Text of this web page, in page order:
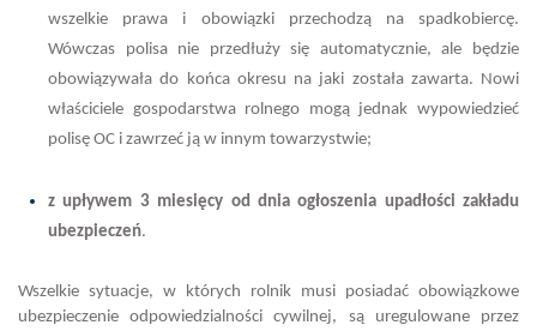
wszelkie prawa i obowiązki przechodzą na spadkobiercę.
Wówczas polisa nie przedłuży się automatycznie, ale będzie
obowiązywała do końca okresu na jaki została zawarta. Nowi
właściciele gospodarstwa rolnego mogą jednak wypowiedzieć
polisę OC i zawrzeć ją w innym towarzystwie;
z upływem 3 miesięcy od dnia ogłoszenia upadłości zakładu
ubezpieczeń.
Wszelkie sytuacje, w których rolnik musi posiadać obowiązkowe
ubezpieczenie odpowiedzialności cywilnej, są uregulowane przez